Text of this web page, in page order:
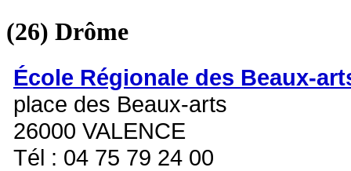
(26) Drôme
École Régionale des Beaux-
place des Beaux-arts
26000 VALENCE
Tél : 04 75 79 24 00